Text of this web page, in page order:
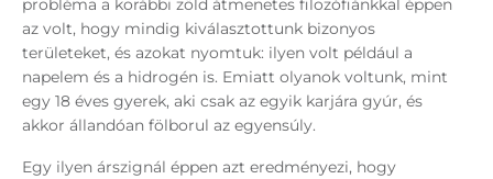
probléma a korábbi zöld átmenetes filozófiánkkal éppen
az volt, hogy mindig kiválasztottunk bizonyos
területeket, és azokat nyomtuk: ilyen volt például a
napelem és a hidrogén is. Emiatt olyanok voltunk, mint
egy 18 éves gyerek, aki csak az egyik karjára gyúr, és
akkor állandóan fölborul az egyensúly.
Egy ilyen árszignál éppen azt eredményezi, hogy